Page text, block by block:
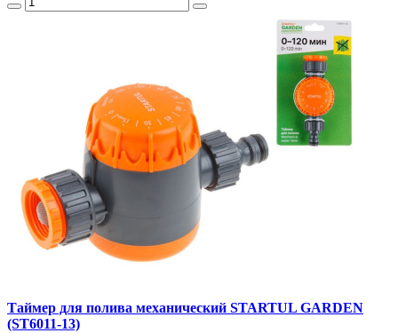
Таймер для полива механический STARTUL GARDEN
(ST6011-13)